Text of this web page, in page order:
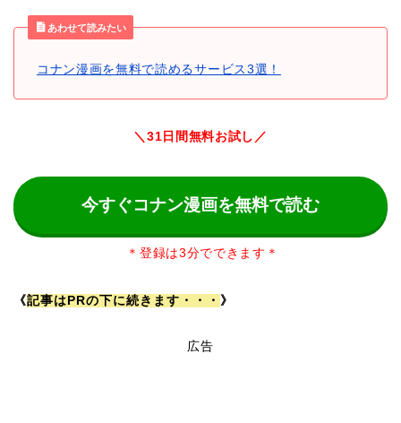
あわせて読みたい
コナン漫画を無料で読めるサービス3選！
＼31日間無料お試し／
今すぐコナン漫画を無料で読む
＊登録は3分でできます＊
《記事はPRの下に続きます・・・ 》
広告